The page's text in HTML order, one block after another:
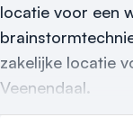
Vraag
locatie voor een
zakelijke locatie
Veenendaal.